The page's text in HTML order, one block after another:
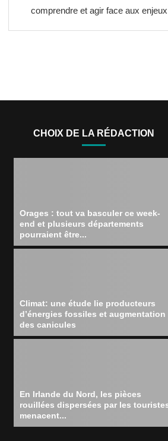
comprendre et agir face aux
CHOIX DE LA RÉDACTION
Orages : tout va basculer ce week-
end et plusieurs départements
pourraient être...
Climat: une étude lie producteurs
d’énergies fossiles et augmentation
des canicules
En Irlande du Nord, les pièces
rouillées dispersées par les
menacent...